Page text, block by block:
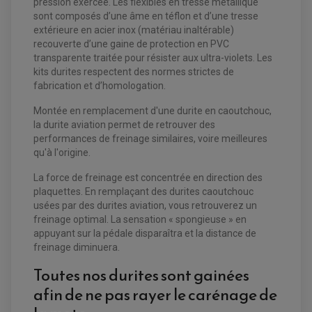
FREINAGE
DISQUE DE FREIN
PLAQUETTE DE FREIN
KIT DURITE DE FREIN
KIT DURITE D'EMBRAYAGE MOTO
EQUIPEMENT ELECTRIQUE QUAD / SSV
ACCESSOIRES ELECTRIQUE QUAD / SSV
BOITIER CDI QUAD ET SSV
CHARGEUR DE BATTERIE QUAD / SSV
COMPTEUR QUAD / SSV
CONTACTEUR A CLÉ QUAD
ECLAIRAGE LED / HALOGÈNE
STATOR ET REDRESSEUR / REGULATEUR
VENTILATEUR DE RADIATEUR
DISQUE DE FREIN QUAD / SSV
KIT DURITE DE FREIN QUAD
KIT REPARATION MAÎTRE CYLINDRE QUAD / SSV
PLAQUETTES DE FREIN QUAD / SSV
HUILE ET PRODUIT D'ENTRETIEN QUAD
PRODUIT D'ENTRETIEN QUAD
JANTES / ACCESSOIRES QUAD ET SSV
PNEUMATIQUE
MOUSSE
CHAMBRE À AIR
EQUIPEMENT FREINAGE MOTO CROSS ET
ENDURO
DISQUE DE FREIN AVANT
DISQUE DE FREIN ARRIÈRE
PLAQUETTE DE FREIN
KIT RÉPARATION PÉDALE DE FREIN
sont composés d’une âme en téflon et d’une tresse
extérieure en acier inox (matériau inaltérable)
recouverte d’une gaine de protection en PVC
transparente traitée pour résister aux ultra-violets. Les
kits durites respectent des normes strictes de
fabrication et d’homologation.
Montée en remplacement d'une durite en caoutchouc,
la durite aviation permet de retrouver des
performances de freinage similaires, voire meilleures
qu'à l'origine.
La force de freinage est concentrée en direction des
plaquettes. En remplaçant des durites caoutchouc
usées par des durites aviation, vous retrouverez un
freinage optimal. La sensation « spongieuse » en
appuyant sur la pédale disparaîtra et la distance de
freinage diminuera.
Toutes nos durites sont gainées
afin de ne pas rayer le carénage de